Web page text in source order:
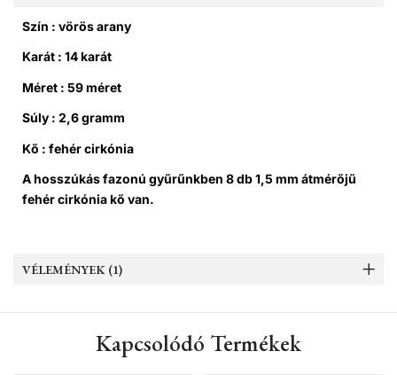
Szín : vörös arany
Karát : 14 karát
Méret : 59 méret
Súly : 2,6 gramm
Kő : fehér cirkónia
A hosszúkás fazonú gyűrűnkben 8 db 1,5 mm átmérőjű
fehér cirkónia kő van.
VÉLEMÉNYEK (1)
Kapcsolódó Termékek